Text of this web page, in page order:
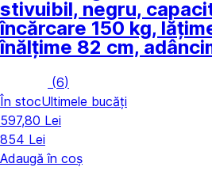
stivuibil, negru,
încărcare 150 kg,
înălțime 82 cm,
(6)
În stocUltimele bucăți
597,80 Lei
854 Lei
Adaugă în coș